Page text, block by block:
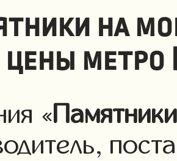
на
цены метро
«Памятники